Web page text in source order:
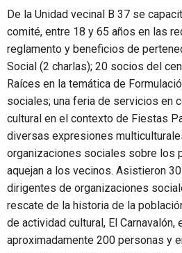
De la Unidad vecinal B 37 se
comité, entre 18 y 65 años en las
reglamento y beneficios de
Social (2 charlas); 20 socios del
Raíces en la temática de
sociales; una feria de servicios en
cultural en el contexto de Fiestas
diversas expresiones
organizaciones sociales sobre los
aquejan a los vecinos. Asistieron
dirigentes de organizaciones
rescate de la historia de la
de actividad cultural, El Carnavalón,
aproximadamente 200 personas y